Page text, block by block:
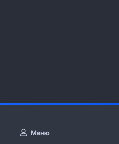
Меню